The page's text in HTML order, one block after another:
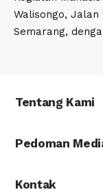
Walisongo,
Semarang,
Tentang Kami
Pedoman
Kontak